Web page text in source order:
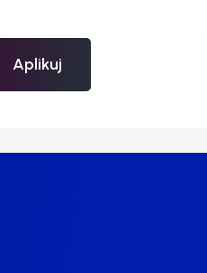
Aplikuj